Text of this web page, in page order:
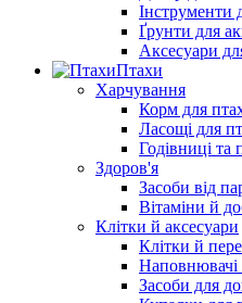
Інструменти
Ґрунти для
Аксесуари
Птахи
Харчування
Корм для
Ласощі для
Годівниці та
Здоров'я
Засоби від
Вітаміни й
Клітки й аксесуари
Клітки й
Наповнювачі
Засоби для